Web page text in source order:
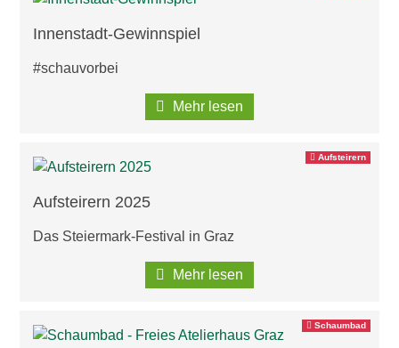
Innenstadt-Gewinnspiel
#schauvorbei
Mehr lesen
Aufsteirern
Aufsteirern 2025
Das Steiermark-Festival in Graz
Mehr lesen
Schaumbad